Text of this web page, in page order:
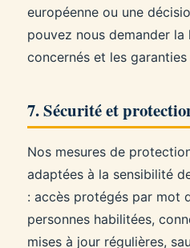
européenne ou une
pouvez nous demander
concernés et les
7. Sécurité et
Nos mesures de
adaptées à la sensibilité
: accès protégés par mot
personnes habilitées,
mises à jour régulières,